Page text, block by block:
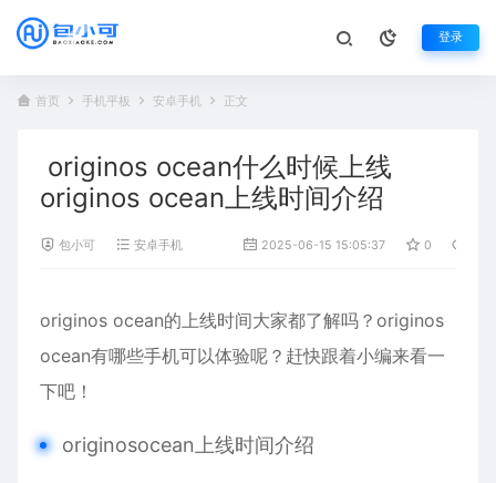
登录
首页 手机平板 安卓手机 正文
originos ocean什么时候上线
originos ocean上线时间介绍
包小可 安卓手机 2025-06-15 15:05:37 0
originos ocean的上线时间大家都了解吗？originos
ocean有哪些手机可以体验呢？赶快跟着小编来看一
下吧！
originosocean 上线时间介绍